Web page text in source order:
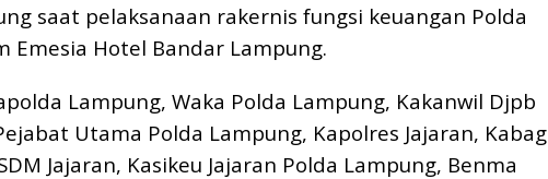
saat pelaksanaan rakernis fungsi keuangan Polda
Emesia Hotel Bandar Lampung.
Lampung, Waka Polda Lampung, Kakanwil Djpb
Utama Polda Lampung, Kapolres Jajaran, Kabag
Jajaran, Kasikeu Jajaran Polda Lampung, Benma